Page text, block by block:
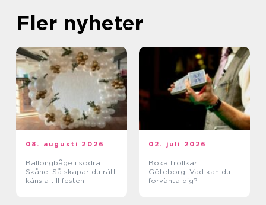
Fler nyheter
08. augusti 2026
Ballongbåge i södra
Skåne: Så skapar du rätt
känsla till festen
02. juli 2026
Boka trollkarl i
Göteborg: Vad kan du
förvänta dig?